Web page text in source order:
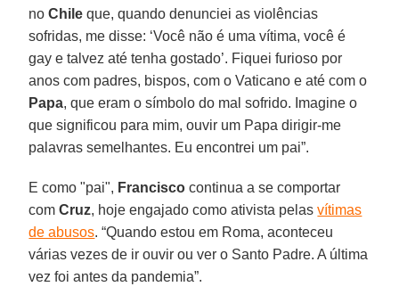
noChile que, quando denunciei as violências
sofridas, me disse: ‘Você não é uma vítima, você é
gay e talvez até tenha gostado’. Fiquei furioso por
anos com padres, bispos, com o Vaticano e até com o
Papa, que eram o símbolo do mal sofrido. Imagine o
que significou para mim, ouvir um Papa dirigir-me
palavras semelhantes. Eu encontrei um pai”.
E como "pai", Francisco continua a se comportar
comCruz, hoje engajado como ativista pelasvítimas
de abusos. “Quando estou em Roma, aconteceu
várias vezes de ir ouvir ou ver o Santo Padre. A última
vez foi antes da pandemia”.